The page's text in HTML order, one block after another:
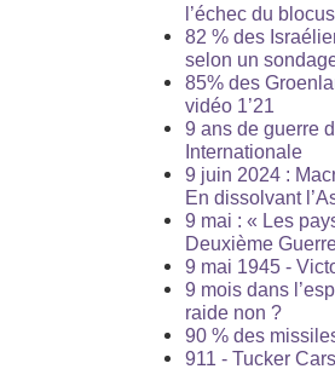
l’échec du
82 % des
selon un
85% des
vidéo 1’21
9 ans de guerre
Internationale
9 juin 2024 :
En dissolvant
9 mai : « Les
Deuxième
9 mai 1945 -
9 mois dans
raide non ?
90 % des
911 - Tucker